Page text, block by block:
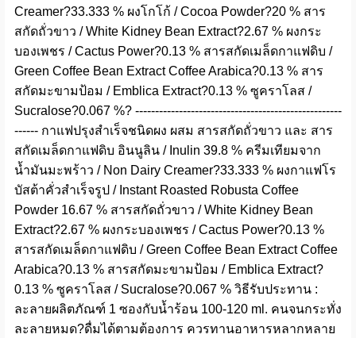
Creamer?33.333 % ผงโกโก้ / Cocoa Powder?20 % สาร
สกัดถั่วขาว / White Kidney Bean Extract?2.67 % ผงกระ
บองเพชร / Cactus Power?0.13 % สารสกัดเมล็ดกาแฟดิบ /
Green Coffee Bean Extract Coffee Arabica?0.13 % สาร
สกัดมะขามป้อม / Emblica Extract?0.13 % ซูคราโลส /
Sucralose?0.067 %? ----------------------------------------------------
------ กาแฟปรุงสำเร็จชนิดผง ผสม สารสกัดถั่วขาว และ สาร
สกัดเมล็ดกาแฟดิบ อินนูลิน / Inulin 39.8 % ครีมเทียมจาก
น้ำมันมะพร้าว / Non Dairy Creamer?33.333 % ผงกาแฟโร
บัสต้าคั่วสำเร็จรูป / Instant Roasted Robusta Coffee
Powder 16.67 % สารสกัดถั่วขาว / White Kidney Bean
Extract?2.67 % ผงกระบองเพชร / Cactus Power?0.13 %
สารสกัดเมล็ดกาแฟดิบ / Green Coffee Bean Extract Coffee
Arabica?0.13 % สารสกัดมะขามป้อม / Emblica Extract?
0.13 % ซูคราโลส / Sucralose?0.067 % วิธีรับประทาน :
ละลายผลิตภัณฑ์ 1 ซองกับน้ำร้อน 100-120 ml. คนจนกระทั่ง
ละลายหมด?ดื่มได้ตามต้องการ ควรทานอาหารหลากหลาย